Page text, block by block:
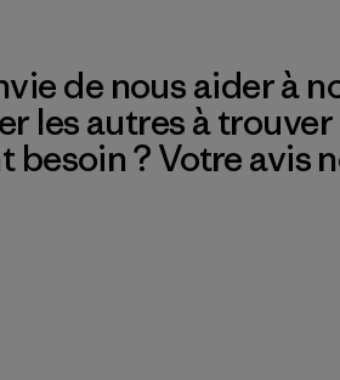
de nous aider à
les autres à
besoin ? Votre avis